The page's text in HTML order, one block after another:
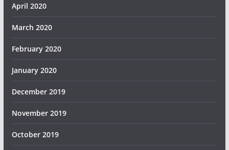
April 2020
March 2020
February 2020
January 2020
December 2019
November 2019
October 2019